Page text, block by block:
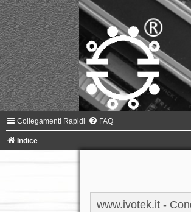
Collegamenti Rapidi FAQ
Indice
www.ivotek.it -